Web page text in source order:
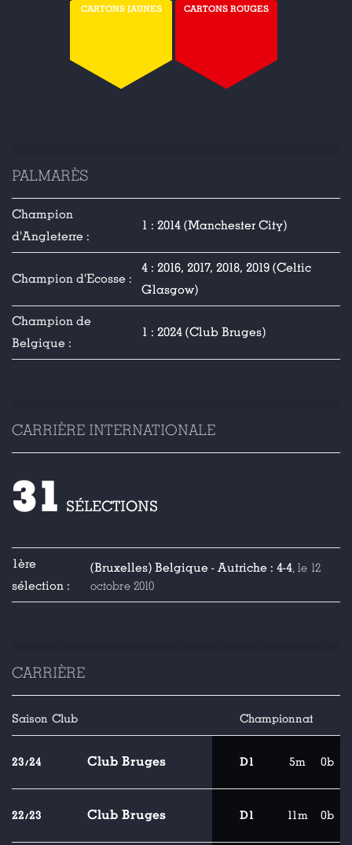
CARTONS JAUNES CARTONS ROUGES
PALMARÈS
Champion
d'Angleterre :
1 : 2014 (Manchester City)
Champion d'Ecosse :
4 : 2016, 2017, 2018, 2019 (Celtic
Glasgow)
Champion de
Belgique :
1 : 2024 (Club Bruges)
CARRIÈRE INTERNATIONALE
31 SÉLECTIONS
1ère
sélection :
(Bruxelles) Belgique - Autriche : 4-4, le 12
octobre 2010
CARRIÈRE
Saison Club Championnat
23/24 Club Bruges D1 5m 0b
22/23 Club Bruges D1 11m 0b